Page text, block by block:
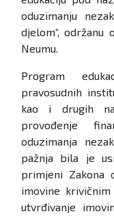
oduzimanju
djelom“, održanu
Neumu.
Program
pravosudnih
kao i drugih
provođenje
oduzimanja
pažnja bila je
primjeni Zakona
imovine
utvrđivanje